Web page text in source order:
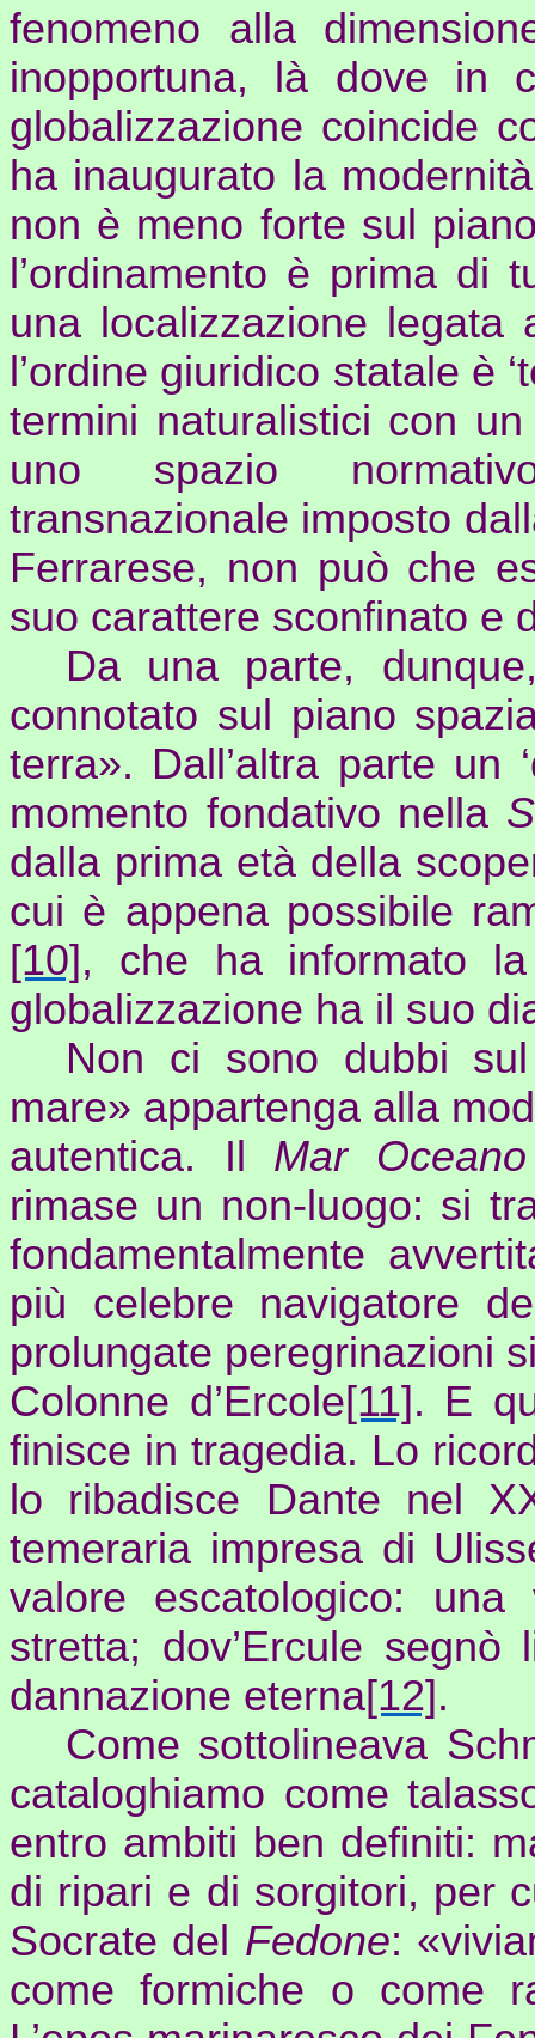
fenomeno alla
inopportuna, là dove in
globalizzazione coincide
ha inaugurato la
non è meno forte sul
l’ordinamento è prima
una localizzazione legata
l’ordine giuridico statale è
termini naturalistici con
uno spazio
transnazionale imposto
Ferrarese, non può che
suo carattere sconfinato e
Da una parte,
connotato sul piano
terra». Dall’altra parte un
momento fondativo nella
dalla prima età della
cui è appena possibile
[10] , che ha informato
globalizzazione ha il suo
Non ci sono dubbi
mare» appartenga alla
autentica. Il Mar
rimase un non-luogo: si
fondamentalmente
più celebre navigatore
prolungate peregrinazioni
Colonne d’Ercole[11] . E
finisce in tragedia. Lo
lo ribadisce Dante nel
temeraria impresa di
valore escatologico:
stretta; dov’Ercule segnò
dannazione eterna[12] .
Come sottolineava
cataloghiamo come
entro ambiti ben definiti:
di ripari e di sorgitori, per
Socrate del Fedone:
come formiche o come